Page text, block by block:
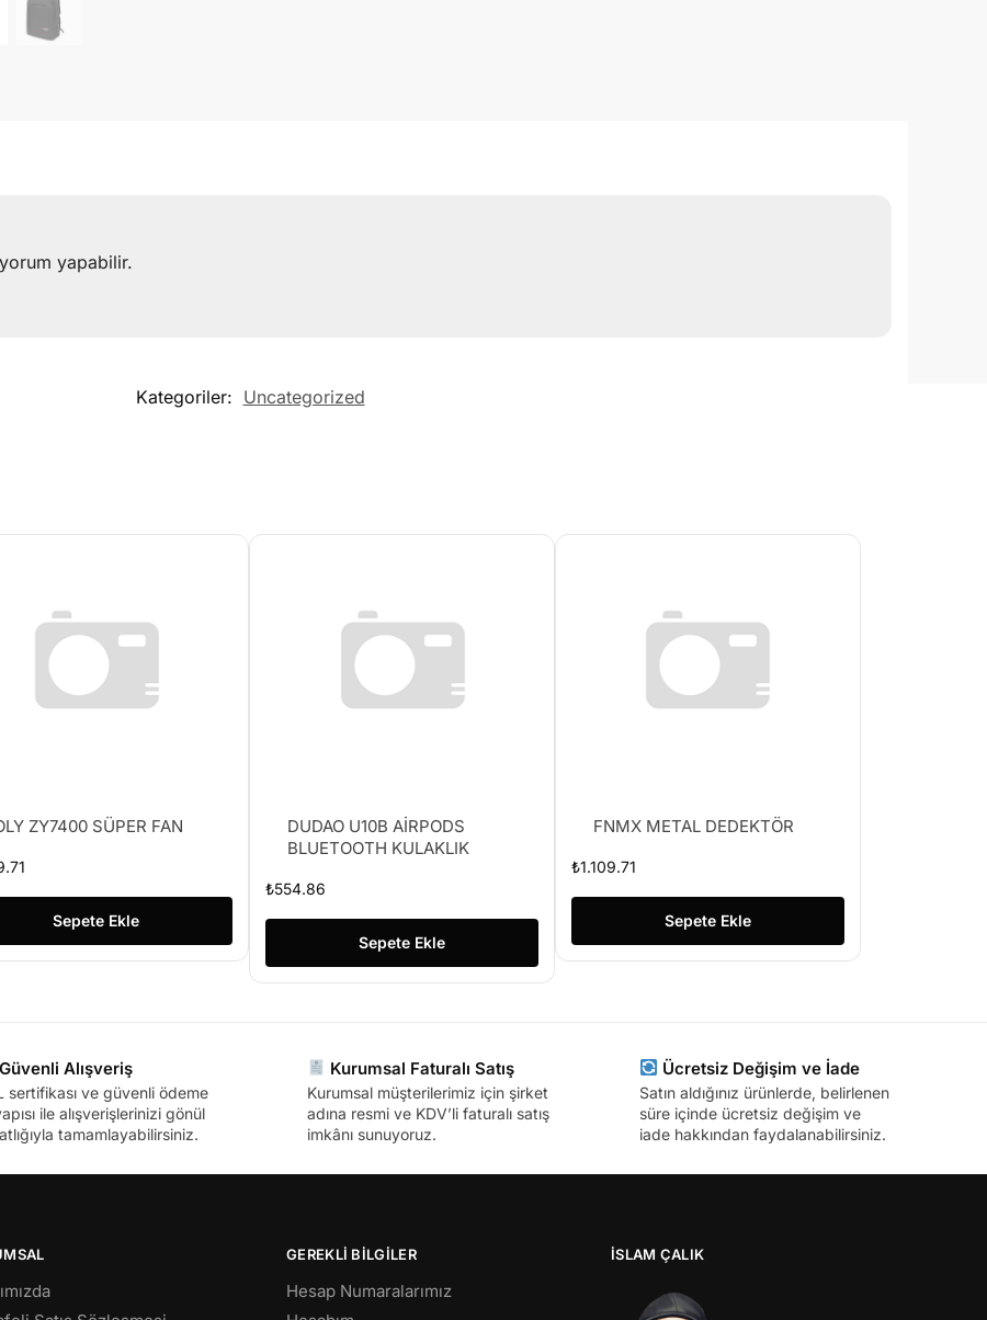
yapabilir.
Kategoriler: Uncategorized
ZY7400 SÜPER FAN
Sepete Ekle
DUDAO U10B AİRPODS
BLUETOOTH KULAKLIK
₺554.86
Sepete Ekle
FNMX METAL DEDEKTÖR
₺1.109.71
Sepete Ekle
Güvenli Alışveriş
sertifikası ve güvenli ödeme
ile alışverişlerinizi gönül
tamamlayabilirsiniz.
Kurumsal Faturalı Satış
Kurumsal müşterilerimiz için şirket
adına resmi ve KDV’li faturalı satış
imkânı sunuyoruz.
Ücretsiz Değişim ve İade
Satın aldığınız ürünlerde, belirlenen
süre içinde ücretsiz değişim ve
iade hakkından faydalanabilirsiniz.
GEREKLİ BİLGİLER
Hesap Numaralarımız
İSLAM ÇALIK